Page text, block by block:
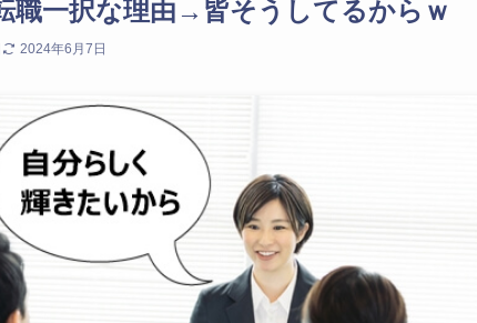
職一択な理由→皆そうしてるからｗ
2024年6月7日